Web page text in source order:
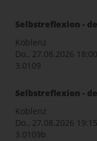
Selbstreflexion -
Koblenz
Do., 27.08.2026
3.0109
Selbstreflexion -
Koblenz
Do., 27.08.2026
3.0109b